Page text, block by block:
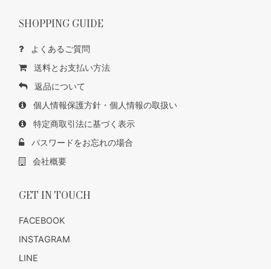
SHOPPING GUIDE
よくあるご質問
送料とお支払い方法
返品について
個人情報保護方針・個人情報の取扱い
特定商取引法に基づく表示
パスワードをお忘れの場合
会社概要
GET IN TOUCH
FACEBOOK
INSTAGRAM
LINE